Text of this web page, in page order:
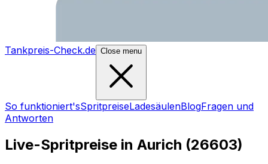
Tankpreis-Check.de Close menu
So funktioniert'sSpritpreiseLadesäulenBlogFragen und
Antworten
Live-Spritpreise in Aurich (26603)